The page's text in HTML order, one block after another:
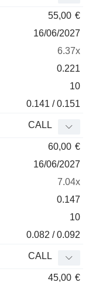
55,00 €
16/06/2027
6.37x
0.221
10
0.141 / 0.151
CALL
60,00 €
16/06/2027
7.04x
0.147
10
0.082 / 0.092
CALL
45,00 €